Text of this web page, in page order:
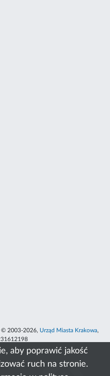
aby poprawić jakość
ruch na stronie.
© 2003-2026, Urząd Miasta Krakowa,